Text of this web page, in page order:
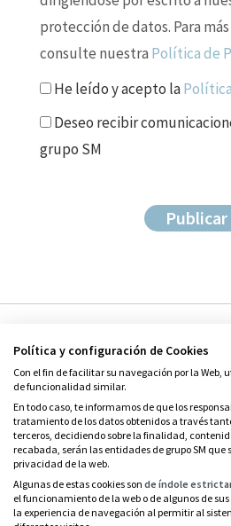
protección de datos. Para
consulte nuestra Política de
He leído y acepto la
Deseo recibir
grupo SM
© Grupo SM
Condiciones
Política de
Política de
Política y configuración de Cookies
Con el fin de facilitar su navegación por la Web,
de funcionalidad similar.
En todo caso, te informamos de que los
tratamiento de los datos obtenidos a través
terceros, decidiendo sobre la finalidad,
recabada, serán las entidades de grupo SM
privacidad de la web.
Algunas de estas cookies son de índole
el funcionamiento de la web o de algunos de
la experiencia de navegación al permitir al